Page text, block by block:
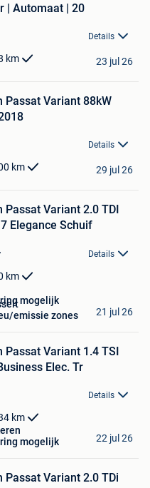
| Automaat | 20
Details
km 23 jul 26
Passat Variant 88kW
Details
km 29 jul 26
Passat Variant 2.0 TDI
Elegance Schuif
Details
km
mogelijk
emissie zones
21 jul 26
Passat Variant 1.4 TSI
Elec. Tr
Details
km
mogelijk 22 jul 26
Passat Variant 2.0 TDi